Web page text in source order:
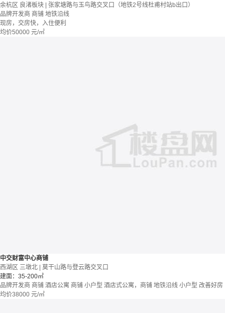
余杭区 良渚板块 | 张家塘路与玉鸟路交叉口（地铁2号线杜甫村站b出口）
品牌开发商 商铺 地铁沿线
现房，交房快，入住便利
均价50000 元/㎡
中交财富中心商铺
西湖区 三墩北 | 莫干山路与登云路交叉口
建面：35-200㎡
品牌开发商 商铺 酒店公寓 商铺 小户型 酒店式公寓，商铺 地铁沿线 小户型 改善好房
均价38000 元/㎡